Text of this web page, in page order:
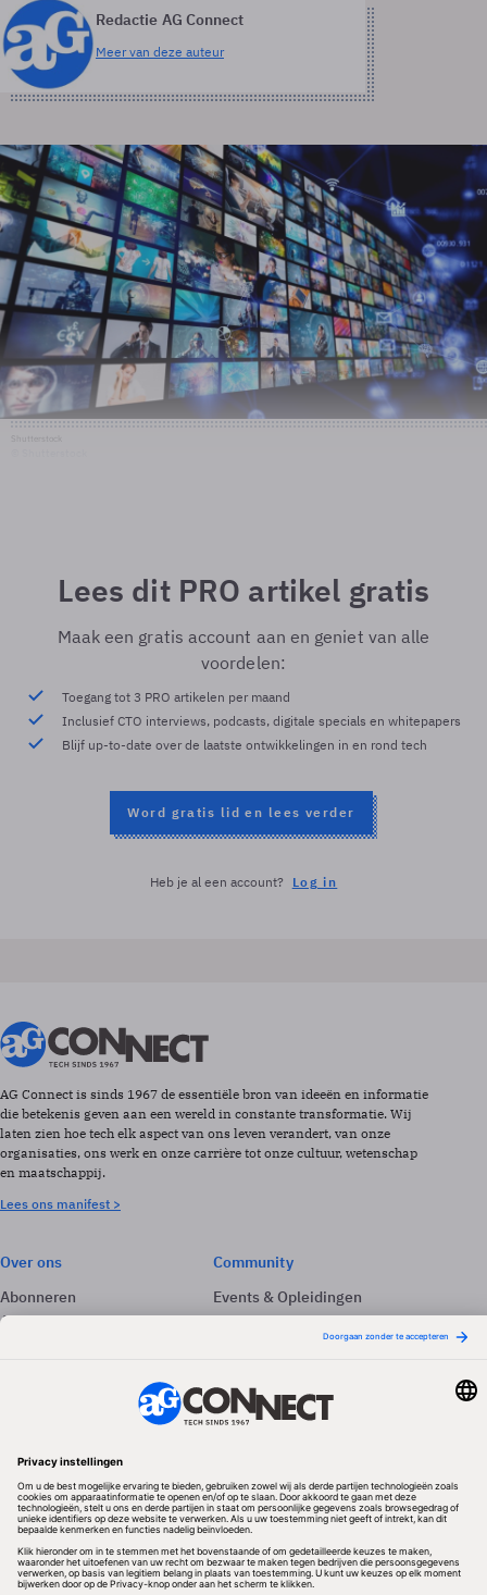
Redactie AG Connect
Meer van deze auteur
Lees dit PRO artikel gratis
Maak een gratis account aan en geniet van alle
voordelen:
Toegang tot 3 PRO artikelen per maand
Inclusief CTO interviews, podcasts, digitale specials en whitepapers
Blijf up-to-date over de laatste ontwikkelingen in en rond tech
Word gratis lid en lees verder
Heb je al een account? Log in
AG Connect is sinds 1967 de essentiële bron van ideeën en informatie
die betekenis geven aan een wereld in constante transformatie. Wij
laten zien hoe tech elk aspect van ons leven verandert, van onze
organisaties, ons werk en onze carrière tot onze cultuur, wetenschap
en maatschappij.
Lees ons manifest >
Over ons
Abonneren
Adverteren
Community
Events & Opleidingen
Nieuwsbrieven
Volg ons
Redactionele partner